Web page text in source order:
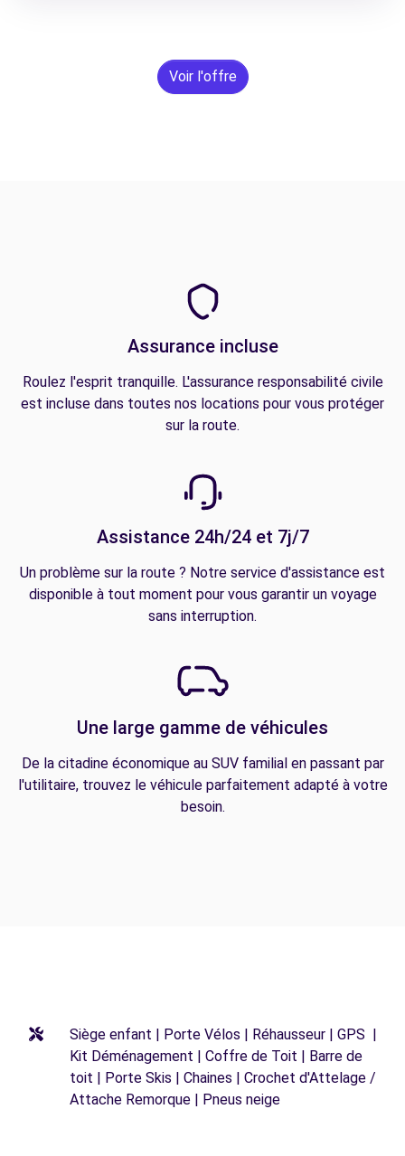
Voir l'offre
Assurance incluse
Roulez l'esprit tranquille. L'assurance responsabilité civile
est incluse dans toutes nos locations pour vous protéger
sur la route.
Assistance 24h/24 et 7j/7
Un problème sur la route ? Notre service d'assistance est
disponible à tout moment pour vous garantir un voyage
sans interruption.
Une large gamme de véhicules
De la citadine économique au SUV familial en passant par
l'utilitaire, trouvez le véhicule parfaitement adapté à votre
besoin.
Siège enfant | Porte Vélos | Réhausseur | GPS |
Kit Déménagement | Coffre de Toit | Barre de
toit | Porte Skis | Chaines | Crochet d'Attelage /
Attache Remorque | Pneus neige